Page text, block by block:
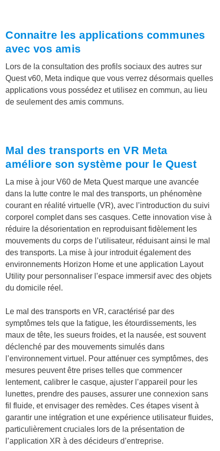
Connaitre les applications communes
avec vos amis
Lors de la consultation des profils sociaux des autres sur
Quest v60, Meta indique que vous verrez désormais quelles
applications vous possédez et utilisez en commun, au lieu
de seulement des amis communs.
Mal des transports en VR Meta
améliore son système pour le Quest
La mise à jour V60 de Meta Quest marque une avancée
dans la lutte contre le mal des transports, un phénomène
courant en réalité virtuelle (VR), avec l’introduction du suivi
corporel complet dans ses casques. Cette innovation vise à
réduire la désorientation en reproduisant fidèlement les
mouvements du corps de l’utilisateur, réduisant ainsi le mal
des transports. La mise à jour introduit également des
environnements Horizon Home et une application Layout
Utility pour personnaliser l’espace immersif avec des objets
du domicile réel.
Le mal des transports en VR, caractérisé par des
symptômes tels que la fatigue, les étourdissements, les
maux de tête, les sueurs froides, et la nausée, est souvent
déclenché par des mouvements simulés dans
l’environnement virtuel. Pour atténuer ces symptômes, des
mesures peuvent être prises telles que commencer
lentement, calibrer le casque, ajuster l’appareil pour les
lunettes, prendre des pauses, assurer une connexion sans
fil fluide, et envisager des remèdes. Ces étapes visent à
garantir une intégration et une expérience utilisateur fluides,
particulièrement cruciales lors de la présentation de
l’application XR à des décideurs d’entreprise.